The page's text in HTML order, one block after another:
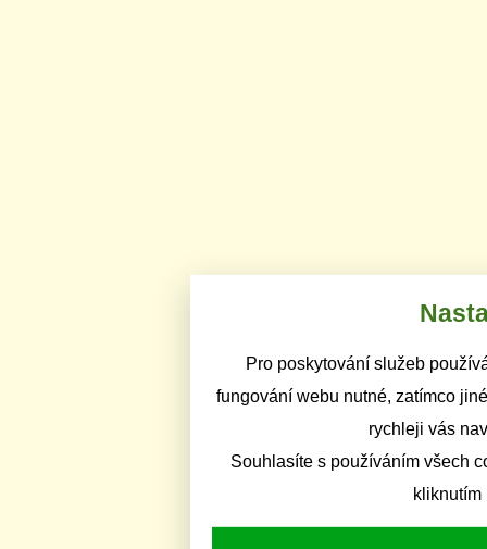
Pro poskytování služeb
fungování webu nutné, zatímco
rychleji vás
Souhlasíte s používáním všech
kliknutím